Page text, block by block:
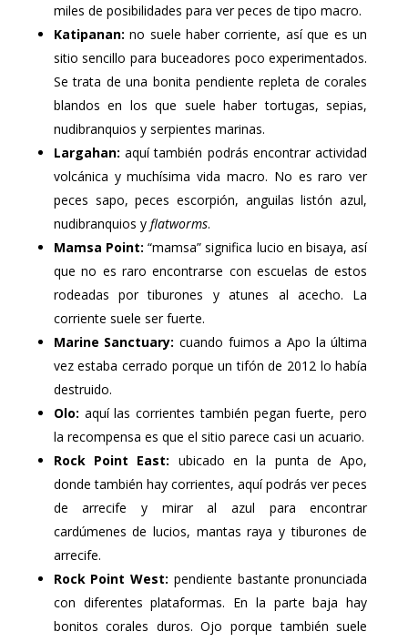
miles de posibilidades para ver peces de tipo macro.
Katipanan: no suele haber corriente, así que es un
sitio sencillo para buceadores poco experimentados.
Se trata de una bonita pendiente repleta de corales
blandos en los que suele haber tortugas, sepias,
nudibranquios y serpientes marinas.
Largahan: aquí también podrás encontrar actividad
volcánica y muchísima vida macro. No es raro ver
peces sapo, peces escorpión, anguilas listón azul,
nudibranquios y flatworms.
Mamsa Point: “mamsa” significa lucio en bisaya, así
que no es raro encontrarse con escuelas de estos
rodeadas por tiburones y atunes al acecho. La
corriente suele ser fuerte.
Marine Sanctuary: cuando fuimos a Apo la última
vez estaba cerrado porque un tifón de 2012 lo había
destruido.
Olo: aquí las corrientes también pegan fuerte, pero
la recompensa es que el sitio parece casi un acuario.
Rock Point East: ubicado en la punta de Apo,
donde también hay corrientes, aquí podrás ver peces
de arrecife y mirar al azul para encontrar
cardúmenes de lucios, mantas raya y tiburones de
arrecife.
Rock Point West: pendiente bastante pronunciada
con diferentes plataformas. En la parte baja hay
bonitos corales duros. Ojo porque también suele